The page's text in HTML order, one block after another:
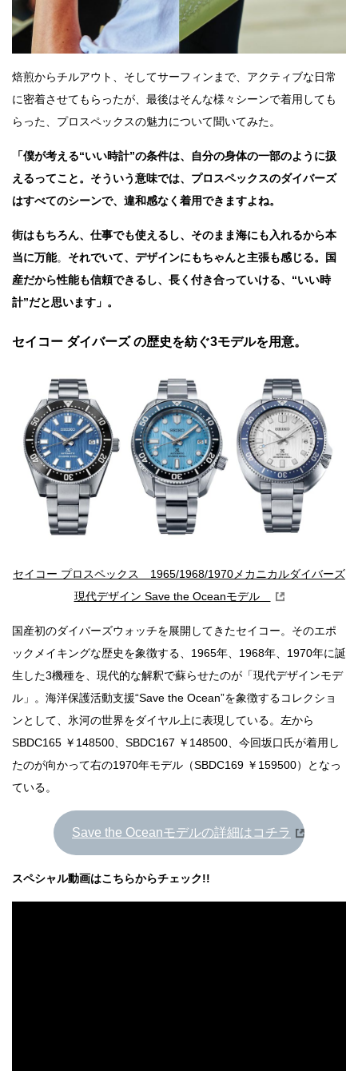
焙煎からチルアウト、そしてサーフィンまで、アクティブな日常
に密着させてもらったが、最後はそんな様々シーンで着用しても
らった、プロスペックスの魅力について聞いてみた。
「僕が考える“いい時計”の条件は、自分の身体の一部のように扱
えるってこと。そういう意味では、プロスペックスのダイバーズ
はすべてのシーンで、違和感なく着用できますよね。
街はもちろん、仕事でも使えるし、そのまま海にも入れるから本
当に万能。 それでいて、デザインにもちゃんと主張も感じる。国
産だから性能も信頼できるし、長く付き合っていける、 “いい時
計”だと思います」。
セイコー ダイバーズ の歴史を紡ぐ3モデルを用意。
セイコー プロスペックス 1965/1968/1970メカニカルダイバーズ
現代デザイン Save the Oceanモデル
国産初のダイバーズウォッチを展開してきたセイコー。そのエポ
ックメイキングな歴史を象徴する、1965年、1968年、1970年に誕
生した3機種を、現代的な解釈で蘇らせたのが「現代デザインモデ
ル」。海洋保護活動支援“Save the Ocean”を象徴するコレクショ
ンとして、氷河の世界をダイヤル上に表現している。左から
SBDC165 ￥148500、SBDC167 ￥148500、今回坂口氏が着用し
たのが向かって右の1970年モデル（SBDC169 ￥159500）となっ
ている。
Save the Oceanモデルの詳細はコチラ
スペシャル動画はこちらからチェック!!